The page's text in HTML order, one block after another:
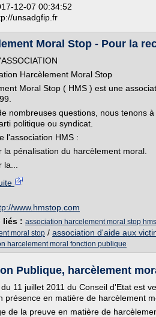
12-07 00:34:52
unsadgfip.fr
Moral Stop - Pour la
Harcèlement Moral Stop
Moral Stop ( HMS ) est une
nombreuses questions, nous tenons
politique ou syndicat.
l'association HMS :
la pénalisation du harcèlement moral.
www.hmstop.com
liés : association harcelement moral stop hms
moral stop / association d'aide aux
harcelement moral fonction publique
Publique, harcèlement
11 juillet 2011 du Conseil d'Etat est
présence en matière de harcèlement
de la preuve en matière de